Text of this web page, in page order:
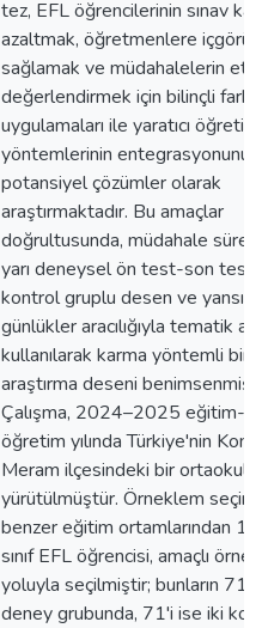
tez, EFL öğrencilerinin sınav
azaltmak, öğretmenlere içgörü
sağlamak ve müdahalelerin
değerlendirmek için bilinçli
uygulamaları ile yaratıcı öğretim
yöntemlerinin entegrasyonunu
potansiyel çözümler olarak
araştırmaktadır. Bu amaçlar
doğrultusunda, müdahale
yarı deneysel ön test-son test
kontrol gruplu desen ve
günlükler aracılığıyla tematik
kullanılarak karma yöntemli bir
araştırma deseni
Çalışma, 2024–2025 eğitim-
öğretim yılında Türkiye'nin
Meram ilçesindeki bir
yürütülmüştür. Örneklem
benzer eğitim ortamlarından
sınıf EFL öğrencisi, amaçlı
yoluyla seçilmiştir; bunların 71'i
deney grubunda, 71'i ise iki